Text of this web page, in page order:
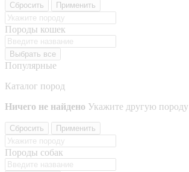
Сбросить Применить
Породы кошек
Выбрать все
Популярные
Каталог пород
Ничего не найдено Укажите другую породу
Сбросить Применить
Породы собак